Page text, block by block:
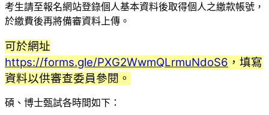
考生請至報名網站登錄個人基本資料後取得個人之繳款帳號，
於繳費後再將備審資料上傳。
可於網址
https://forms.gle/PXG2WwmQLrmuNdoS6 ，填寫
資料以供審查委員參閱。
碩、博士甄試各時間如下：